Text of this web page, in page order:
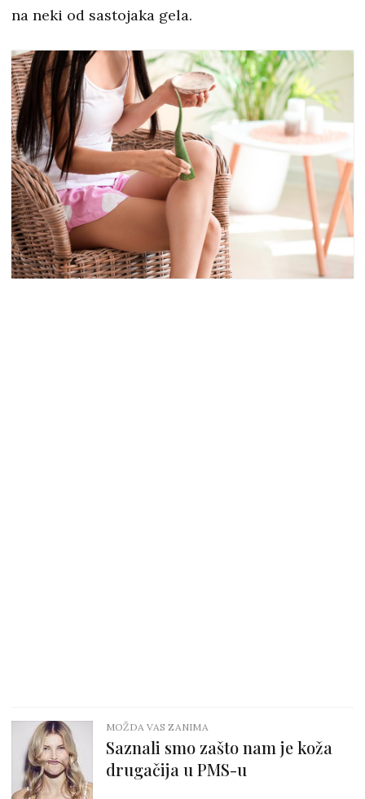
na neki od sastojaka gela.
MOŽDA VAS ZANIMA
Saznali smo zašto nam je koža
drugačija u PMS-u